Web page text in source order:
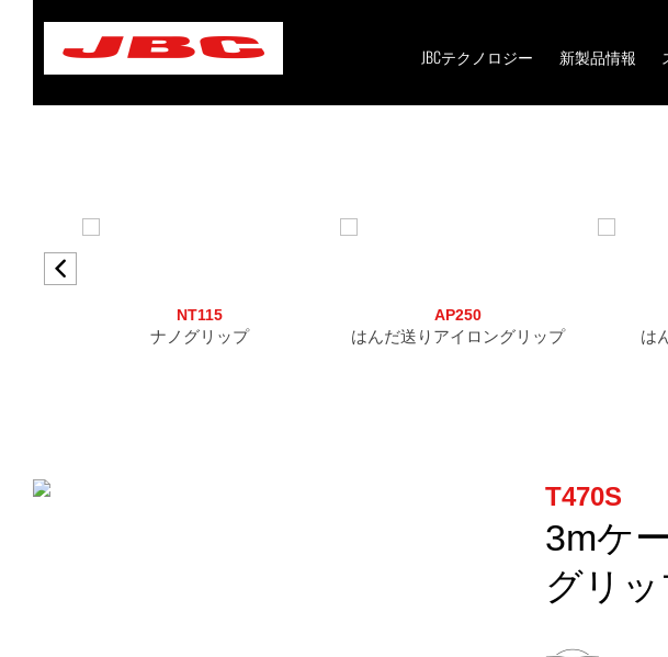
JBCテクノロジー 新製品情報
NT115
ナノグリップ
AP250
はんだ送りアイロングリップ は
T470S
3mケ
グリ